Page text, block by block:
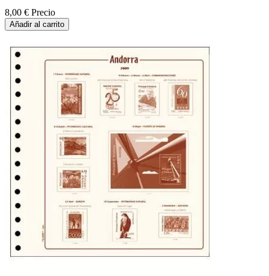
8,00 € Precio
Añadir al carrito